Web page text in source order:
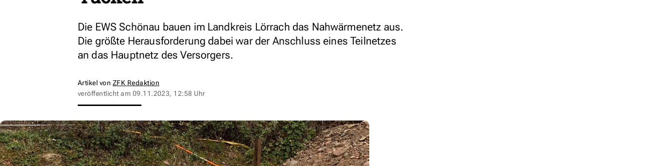
Die EWS Schönau bauen im Landkreis Lörrach das Nahwärmenetz aus.
Die größte Herausforderung dabei war der Anschluss eines Teilnetzes
an das Hauptnetz des Versorgers.
Artikel von ZFK Redaktion
veröffentlicht am 09.11.2023, 12:58 Uhr